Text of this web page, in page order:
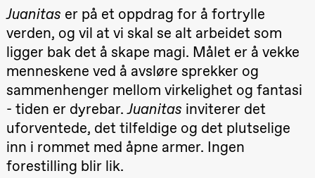
Fantasies
(Black Box
teater)
21.00
Boglárka
Börcsök &
Andreas
SUBJOYRIDE
Store scene
(Black Box
Lørdag 29. august
Juanitas er på et oppdrag for å fortrylle
verden, og vil at vi skal se alt arbeidet som
ligger bak det å skape magi. Målet er å vekke
menneskene ved å avsløre sprekker og
sammenhenger mellom virkelighet og fantasi
- tiden er dyrebar.Juanitas inviterer det
uforventede, det tilfeldige og det plutselige
inn i rommet med åpne armer. Ingen
forestilling blir lik.